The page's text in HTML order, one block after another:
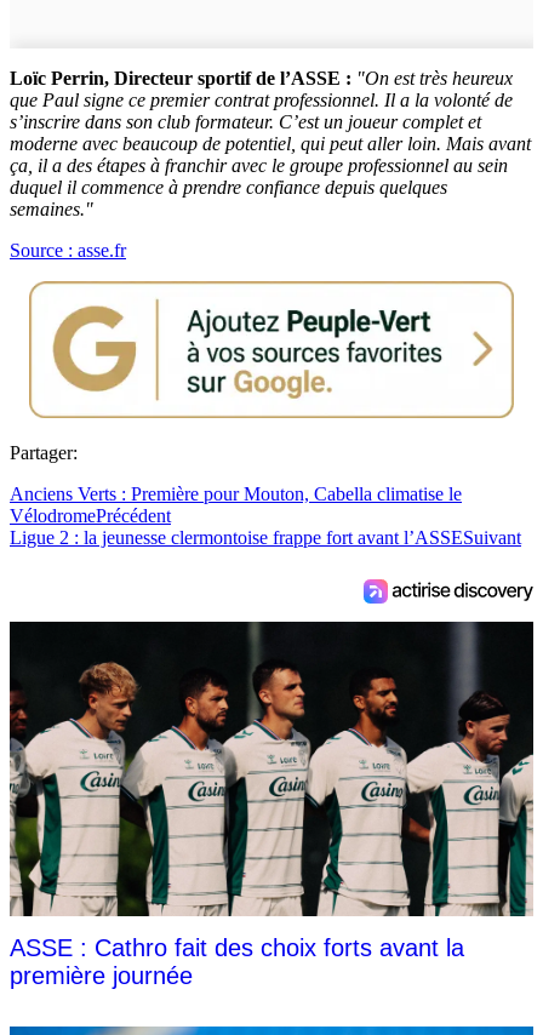
Loïc Perrin, Directeur sportif de l’ASSE : "On est très heureux
que Paul signe ce premier contrat professionnel. Il a la volonté de
s’inscrire dans son club formateur. C’est un joueur complet et
moderne avec beaucoup de potentiel, qui peut aller loin. Mais avant
ça, il a des étapes à franchir avec le groupe professionnel au sein
duquel il commence à prendre confiance depuis quelques
semaines."
Source : asse.fr
Partager:
Anciens Verts : Première pour Mouton, Cabella climatise le
VélodromePrécédent
Ligue 2 : la jeunesse clermontoise frappe fort avant l’ASSESuivant
ASSE : Cathro fait des choix forts avant la
première journée